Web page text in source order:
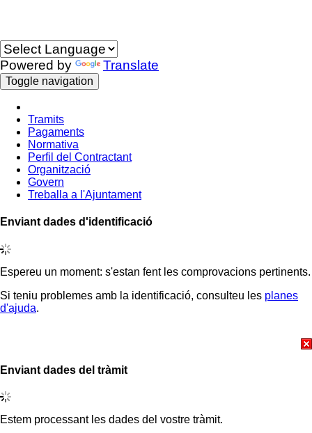
Powered by Translate
Toggle navigation
Tramits
Pagaments
Normativa
Perfil del Contractant
Organització
Govern
Treballa a l'Ajuntament
Enviant dades d'identificació
Espereu un moment: s'estan fent les comprovacions pertinents.
Si teniu problemes amb la identificació, consulteu les planes
d'ajuda.
Enviant dades del tràmit
Estem processant les dades del vostre tràmit.